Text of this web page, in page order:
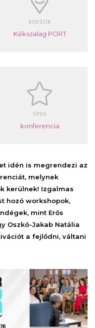
HELYSZÍN
Kékszalag PORT
TÍPUS
konferencia
idén is megrendezi az
melynek
kerülnek! Izgalmas
hozó workshopok,
mint Erős
Oszkó-Jakab Natália
a fejlődni, váltani